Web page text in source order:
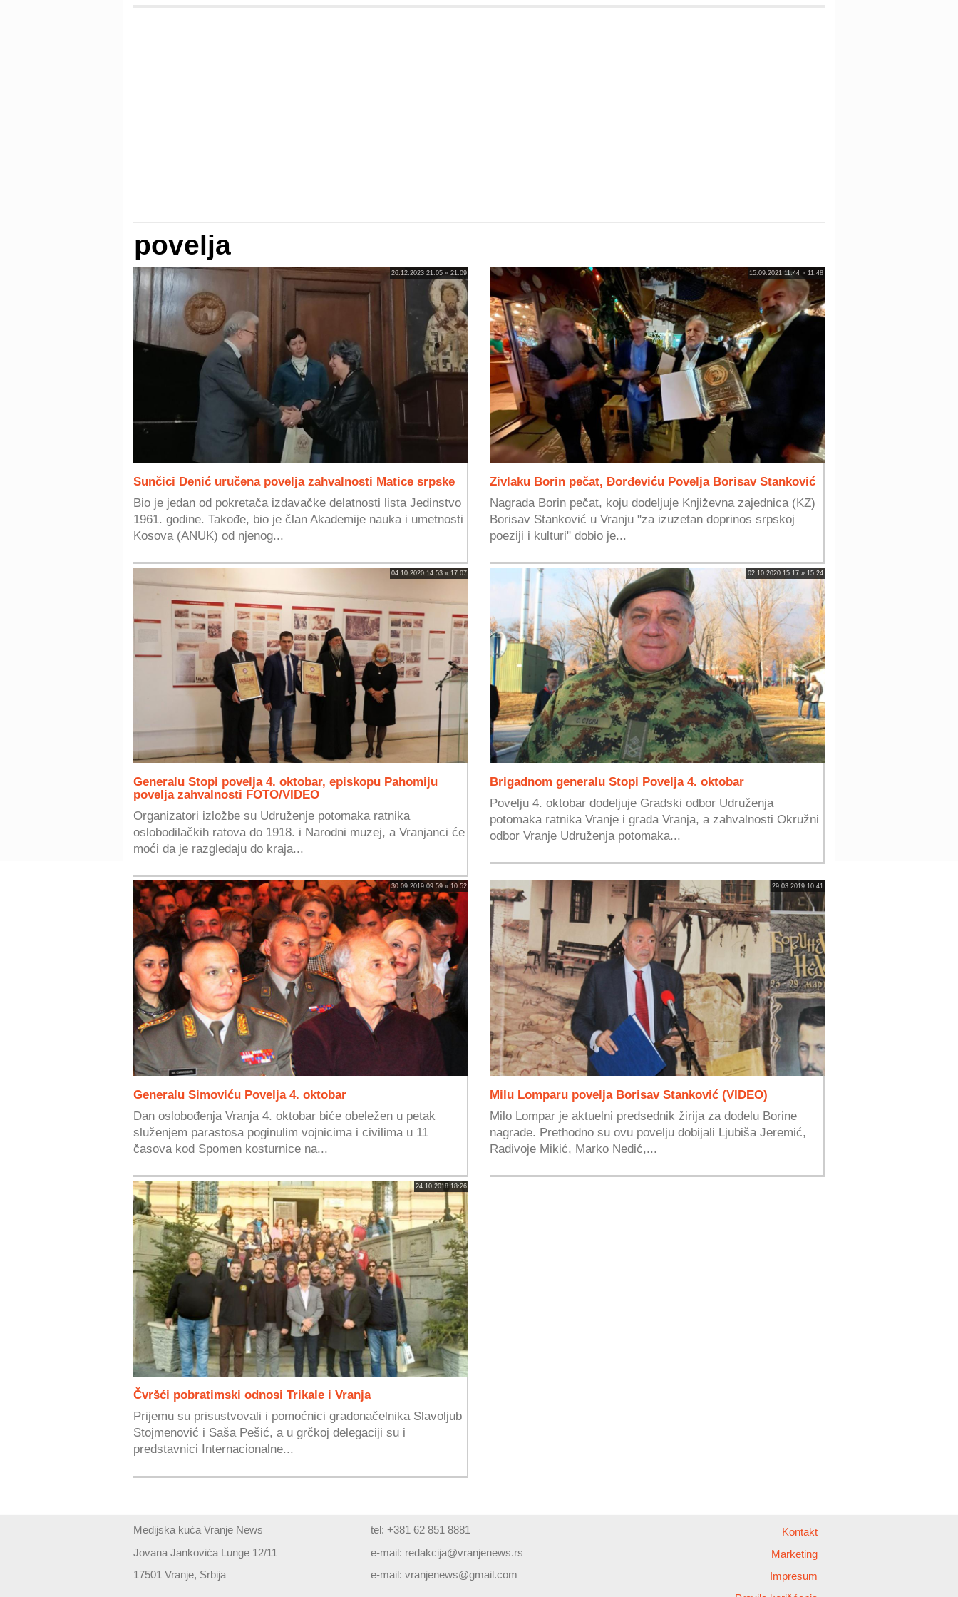
povelja
26.12.2023 21:05 » 21:09
Sunčici Denić uručena povelja zahvalnosti Matice srpske
Bio je jedan od pokretača izdavačke delatnosti lista Jedinstvo
1961. godine. Takođe, bio je član Akademije nauka i umetnosti
Kosova (ANUK) od njenog...
15.09.2021 11:44 » 11:48
Zivlaku Borin pečat, Đorđeviću Povelja Borisav Stanković
Nagrada Borin pečat, koju dodeljuje Književna zajednica (KZ)
Borisav Stanković u Vranju "za izuzetan doprinos srpskoj
poeziji i kulturi" dobio je...
04.10.2020 14:53 » 17:07
Generalu Stopi povelja 4. oktobar, episkopu Pahomiju
povelja zahvalnosti FOTO/VIDEO
Organizatori izložbe su Udruženje potomaka ratnika
oslobodilačkih ratova do 1918. i Narodni muzej, a Vranjanci će
moći da je razgledaju do kraja...
02.10.2020 15:17 » 15:24
Brigadnom generalu Stopi Povelja 4. oktobar
Povelju 4. oktobar dodeljuje Gradski odbor Udruženja
potomaka ratnika Vranje i grada Vranja, a zahvalnosti Okružni
odbor Vranje Udruženja potomaka...
30.09.2019 09:59 » 10:52
Generalu Simoviću Povelja 4. oktobar
Dan oslobođenja Vranja 4. oktobar biće obeležen u petak
služenjem parastosa poginulim vojnicima i civilima u 11
časova kod Spomen kosturnice na...
29.03.2019 10:41
Milu Lomparu povelja Borisav Stanković (VIDEO)
Milo Lompar je aktuelni predsednik žirija za dodelu Borine
nagrade. Prethodno su ovu povelju dobijali Ljubiša Jeremić,
Radivoje Mikić, Marko Nedić,...
24.10.2018 18:26
Čvršći pobratimski odnosi Trikale i Vranja
Prijemu su prisustvovali i pomoćnici gradonačelnika Slavoljub
Stojmenović i Saša Pešić, a u grčkoj delegaciji su i
predstavnici Internacionalne...
Medijska kuća Vranje News
Jovana Jankovića Lunge 12/11
17501 Vranje, Srbija
tel: +381 62 851 8881
e-mail: redakcija@vranjenews.rs
e-mail:vranjenews@gmail.com
Kontakt
Marketing
Impresum